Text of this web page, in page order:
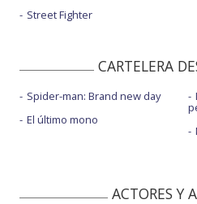
Street Fighter
CARTELERA
Spider-man: Brand new day
El último mono
ACTORES Y